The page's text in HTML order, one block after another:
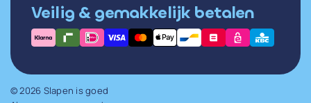
Veilig & gemakkelijk betalen
© 2026 Slapen is goed